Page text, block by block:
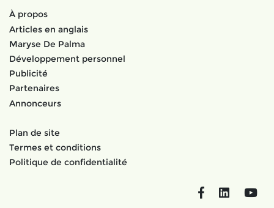
À propos
Articles en anglais
Maryse De Palma
Développement personnel
Publicité
Partenaires
Annonceurs
Plan de site
Termes et conditions
Politique de confidentialité
FacebookLinkedIn